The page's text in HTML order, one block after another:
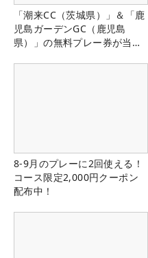
「潮来CC（茨城県）」＆「鹿
児島ガーデンGC（鹿児島
県）」の無料プレー券が当た
8-9月のプレーに2回使える！
コース限定2,000円クーポン
配布中！